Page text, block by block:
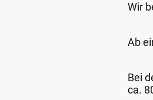
Wir
Ab
Bei
ca.